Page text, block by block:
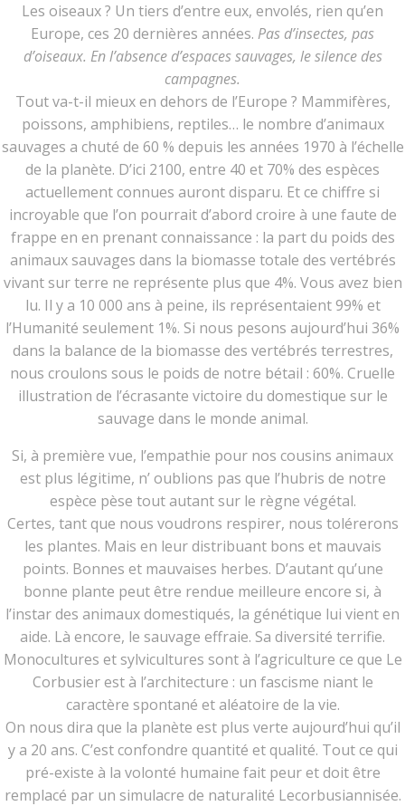
Les oiseaux ? Un tiers d’entre eux, envolés, rien qu’en
Europe, ces 20 dernières années. Pas d’insectes, pas
d’oiseaux. En l’absence d’espaces sauvages, le silence des
campagnes.
Tout va-t-il mieux en dehors de l’Europe ? Mammifères,
poissons, amphibiens, reptiles… le nombre d’animaux
sauvages a chuté de 60 % depuis les années 1970 à l’échelle
de la planète. D’ici 2100, entre 40 et 70% des espèces
actuellement connues auront disparu. Et ce chiffre si
incroyable que l’on pourrait d’abord croire à une faute de
frappe en en prenant connaissance : la part du poids des
animaux sauvages dans la biomasse totale des vertébrés
vivant sur terre ne représente plus que 4%. Vous avez bien
lu. Il y a 10 000 ans à peine, ils représentaient 99% et
l’Humanité seulement 1%. Si nous pesons aujourd’hui 36%
dans la balance de la biomasse des vertébrés terrestres,
nous croulons sous le poids de notre bétail : 60%. Cruelle
illustration de l’écrasante victoire du domestique sur le
sauvage dans le monde animal.
Si, à première vue, l’empathie pour nos cousins animaux
est plus légitime, n’ oublions pas que l’hubris de notre
espèce pèse tout autant sur le règne végétal.
Certes, tant que nous voudrons respirer, nous tolérerons
les plantes. Mais en leur distribuant bons et mauvais
points. Bonnes et mauvaises herbes. D’autant qu’une
bonne plante peut être rendue meilleure encore si, à
l’instar des animaux domestiqués, la génétique lui vient en
aide. Là encore, le sauvage effraie. Sa diversité terrifie.
Monocultures et sylvicultures sont à l’agriculture ce que Le
Corbusier est à l’architecture : un fascisme niant le
caractère spontané et aléatoire de la vie.
On nous dira que la planète est plus verte aujourd’hui qu’il
y a 20 ans. C’est confondre quantité et qualité. Tout ce qui
pré-existe à la volonté humaine fait peur et doit être
remplacé par un simulacre de naturalité Lecorbusiannisée.